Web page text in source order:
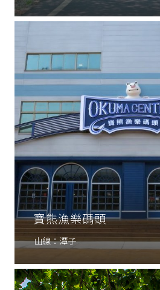
寶熊漁樂碼頭
山線：潭子